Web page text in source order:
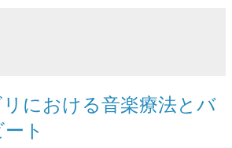
における音楽療法とバ
ト